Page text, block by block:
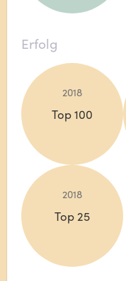
Erfolg
2018
Top 100
2018
Top 25